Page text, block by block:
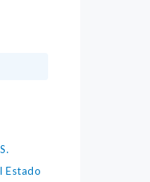
Estado